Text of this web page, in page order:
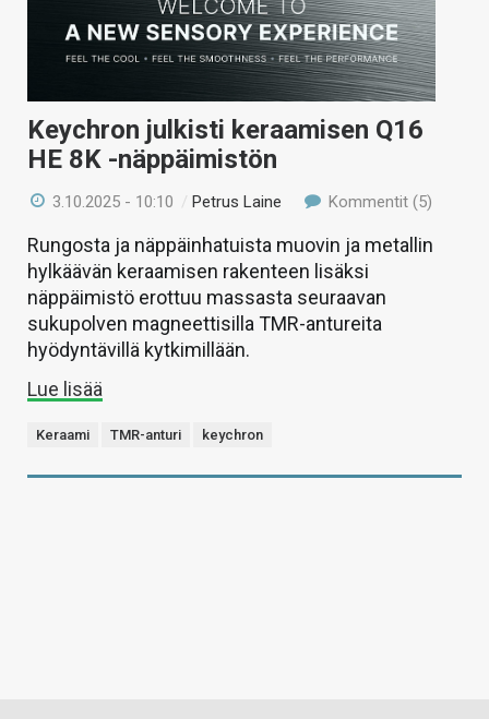
Keychron julkisti keraamisen Q16
HE 8K -näppäimistön
3.10.2025 - 10:10 / Petrus Laine Kommentit (5)
Rungosta ja näppäinhatuista muovin ja metallin
hylkäävän keraamisen rakenteen lisäksi
näppäimistö erottuu massasta seuraavan
sukupolven magneettisilla TMR-antureita
hyödyntävillä kytkimillään.
Lue lisää
Keraami TMR-anturi keychron